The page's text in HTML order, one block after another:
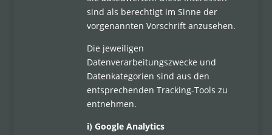
sind als berechtigt im Sinne der
vorgenannten Vorschrift anzusehen.
Die jeweiligen
Datenverarbeitungszwecke und
Datenkategorien sind aus den
entsprechenden Tracking-Tools zu
entnehmen.
i) Google Analytics